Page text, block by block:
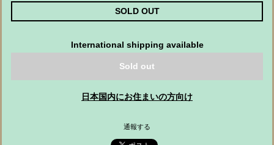
SOLD OUT
International shipping available
Sold out
日本国内にお住まいの方向け
通報する